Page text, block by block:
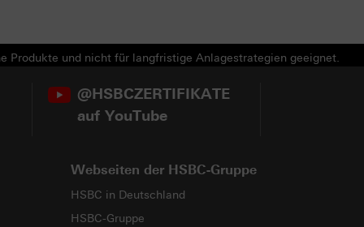
Produkte und nicht für langfristige Anlagestrategien geeignet.
@HSBCZERTIFIKATE
auf YouTube
Webseiten der HSBC-Gruppe
HSBC in Deutschland
HSBC-Gruppe